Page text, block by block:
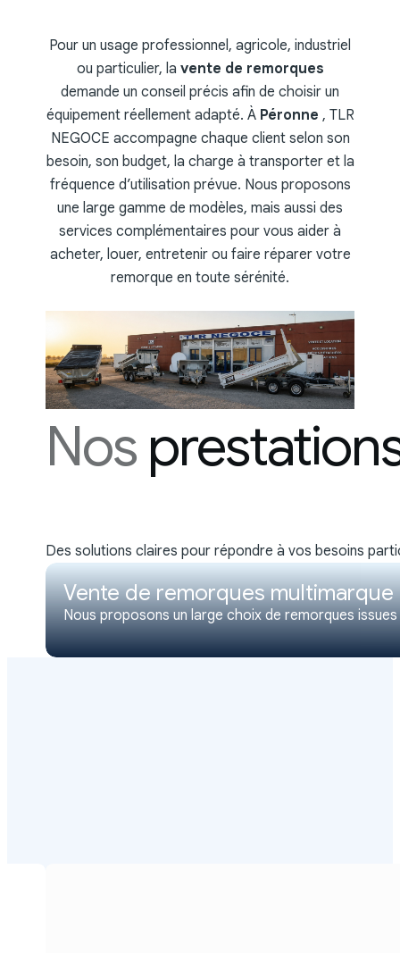
Pour un usage professionnel, agricole, industriel
ou particulier, la vente de remorques
demande un conseil précis afin de choisir un
équipement réellement adapté. À Péronne , TLR
NEGOCE accompagne chaque client selon son
besoin, son budget, la charge à transporter et la
fréquence d’utilisation prévue. Nous proposons
une large gamme de modèles, mais aussi des
services complémentaires pour vous aider à
acheter, louer, entretenir ou faire réparer votre
remorque en toute sérénité.
Nos
Des solutions claires pour répondre à vos besoins
Vente de remorques multimarque
Nous proposons un large choix de remorques